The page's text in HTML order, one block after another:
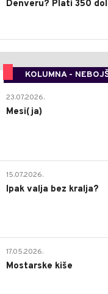
Denveru? Plati 350
KOLUMNA -
23.07.2026.
Mesi(ja)
15.07.2026.
Ipak valja bez kralja?
17.05.2026.
Mostarske kiše